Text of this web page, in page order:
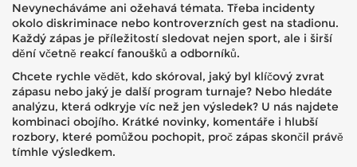
Nevynecháváme ani ožehavá témata. Třeba incidenty
okolo diskriminace nebo kontroverzních gest na stadionu.
Každý zápas je příležitostí sledovat nejen sport, ale i širší
dění včetně reakcí fanoušků a odborníků.
Chcete rychle vědět, kdo skóroval, jaký byl klíčový zvrat
zápasu nebo jaký je další program turnaje? Nebo hledáte
analýzu, která odkryje víc než jen výsledek? U nás najdete
kombinaci obojího. Krátké novinky, komentáře i hlubší
rozbory, které pomůžou pochopit, proč zápas skončil právě
tímhle výsledkem.